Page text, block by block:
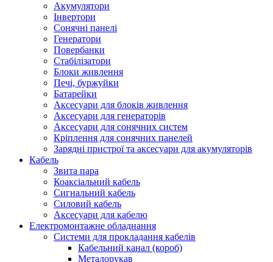
Акумулятори
Інвертори
Сонячні панелі
Генератори
Повербанки
Стабілізатори
Блоки живлення
Печі, буржуйки
Батарейки
Аксесуари для блоків живлення
Аксесуари для генераторів
Аксесуари для сонячних систем
Кріплення для сонячних панелей
Зарядні пристрої та аксесуари для акумуляторів
Кабель
Звита пара
Коаксіальний кабель
Сигнальний кабель
Силовий кабель
Аксесуари для кабелю
Електромонтажне обладнання
Системи для прокладання кабелів
Кабельний канал (короб)
Металорукав